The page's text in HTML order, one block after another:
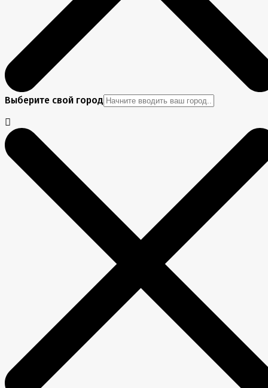
Выберите свой город